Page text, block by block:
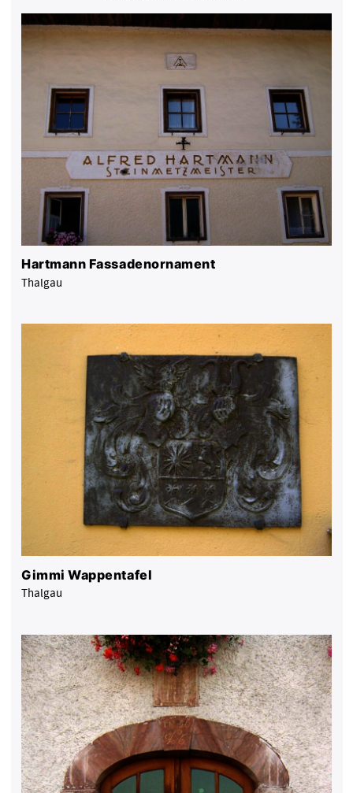
Hartmann Fassadenornament
Thalgau
Gimmi Wappentafel
Thalgau